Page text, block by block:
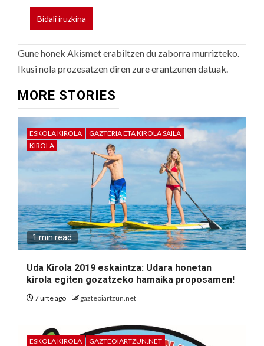
Gune honek Akismet erabiltzen du zaborra murrizteko.
Ikusi nola prozesatzen diren zure erantzunen datuak.
MORE STORIES
ESKOLA KIROLA
GAZTERIA ETA KIROLA SAILA
KIROLA
1 min read
Uda Kirola 2019 eskaintza: Udara honetan
kirola egiten gozatzeko hamaika proposamen!
7 urte ago gazteoiartzun.net
ESKOLA KIROLA
GAZTEOIARTZUN.NET